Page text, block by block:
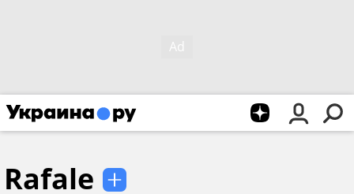
Rafale